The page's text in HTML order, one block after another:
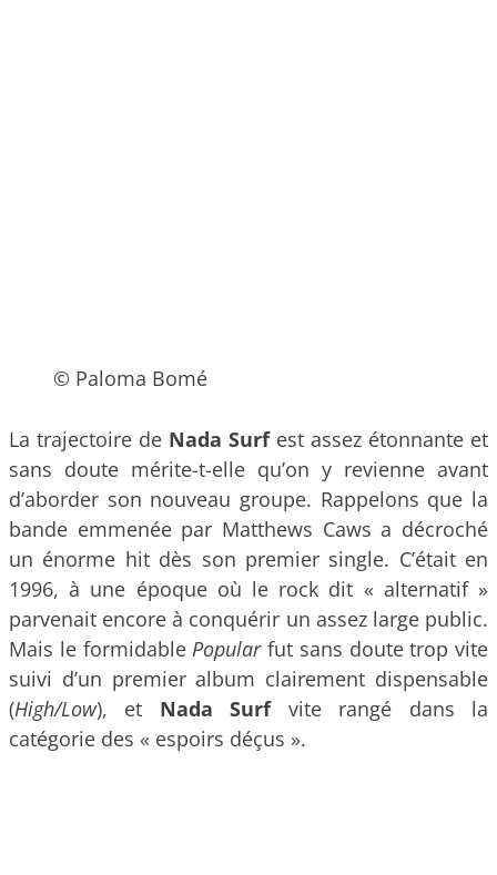
© Paloma Bomé
La trajectoire de Nada Surfest assez étonnante et
sans doute mérite-t-elle qu’on y revienne avant
d’aborder son nouveau groupe. Rappelons que la
bande emmenée par Matthews Caws a décroché
un énorme hit dès son premier single. C’était en
1996, à une époque où le rock dit « alternatif »
parvenait encore à conquérir un assez large public.
Mais le formidablePopularfut sans doute trop vite
suivi d’un premier album clairement dispensable
(High/Low), et Nada Surf vite rangé dans la
catégorie des « espoirs déçus ».